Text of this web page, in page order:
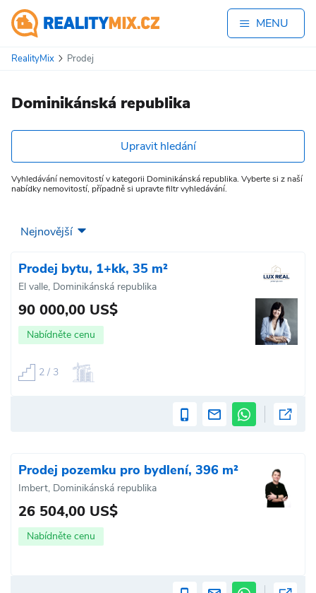
MENU
RealityMix Prodej
Dominikánská republika
Upravit hledání
Vyhledávání nemovitostí v kategorii Dominikánská republika. Vyberte si z naší
nabídky nemovitostí, případně si upravte filtr vyhledávání.
Prodej bytu, 1+kk, 35 m²
El valle, Dominikánská republika
90 000,00 US$
Nabídněte cenu
2 / 3
Prodej pozemku pro bydlení, 396 m²
Imbert, Dominikánská republika
26 504,00 US$
Nabídněte cenu